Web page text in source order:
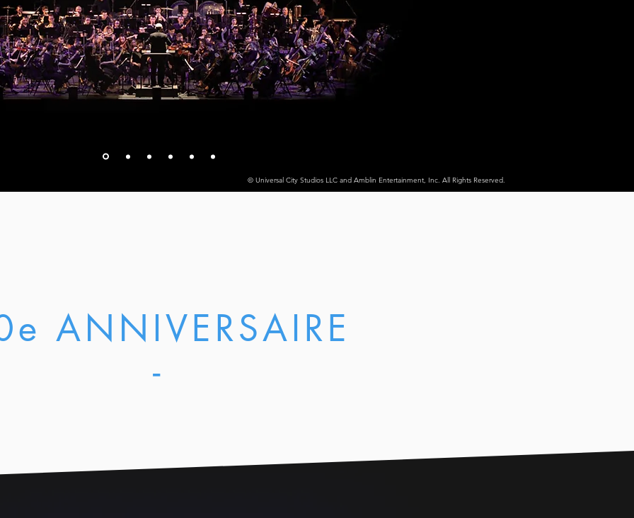
© Universal City Studios LLC and Amblin Entertainment, Inc. All Rights Reserved.
ANNIVERSAIRE
-